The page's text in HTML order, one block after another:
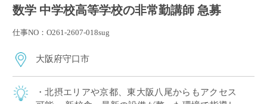
数学 中学校高等学校の非常勤講師 急募
仕事NO：O261-2607-018sug
大阪府守口市
・北摂エリアや京都、東大阪八尾からもアクセス